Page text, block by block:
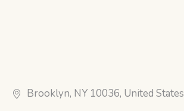
Brooklyn, NY 10036, United States